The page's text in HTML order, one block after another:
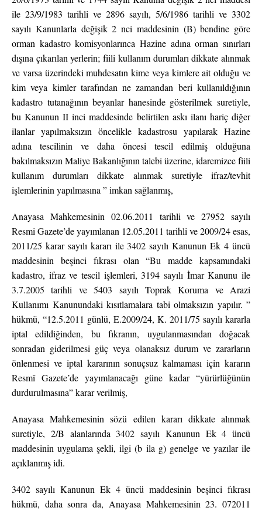
ile 23/9/1983 tarihli ve 2896 sayılı, 5/6/1986 tarihli ve 3302
sayılı Kanunlarla değişik 2 nci maddesinin (B) bendine göre
orman kadastro komisyonlarınca Hazine adına orman sınırları
dışına çıkarılan yerlerin; fiili kullanım durumları dikkate alınmak
ve varsa üzerindeki muhdesatın kime veya kimlere ait olduğu ve
kim veya kimler tarafından ne zamandan beri kullanıldığının
kadastro tutanağının beyanlar hanesinde gösterilmek suretiyle,
bu Kanunun II inci maddesinde belirtilen askı ilanı hariç diğer
ilanlar yapılmaksızın öncelikle kadastrosu yapılarak Hazine
adına tescilinin ve daha öncesi tescil edilmiş olduğuna
bakılmaksızın Maliye Bakanlığının talebi üzerine, idaremizce fiili
kullanım durumları dikkate alınmak suretiyle ifraz/tevhit
işlemlerinin yapılmasına ” imkan sağlanmış,
Anayasa Mahkemesinin 02.06.2011 tarihli ve 27952 sayılı
Resmi Gazete’de yayımlanan 12.05.2011 tarihli ve 2009/24 esas,
2011/25 karar sayılı kararı ile 3402 sayılı Kanunun Ek 4 üncü
maddesinin beşinci fıkrası olan “Bu madde kapsamındaki
kadastro, ifraz ve tescil işlemleri, 3194 sayılı İmar Kanunu ile
3.7.2005 tarihli ve 5403 sayılı Toprak Koruma ve Arazi
Kullanımı Kanunundaki kısıtlamalara tabi olmaksızın yapılır. ”
hükmü, “12.5.2011 günlü, E.2009/24, K. 2011/75 sayılı kararla
iptal edildiğinden, bu fıkranın, uygulanmasından doğacak
sonradan giderilmesi güç veya olanaksız durum ve zararların
önlenmesi ve iptal kararının sonuçsuz kalmaması için kararın
Resmî Gazete’de yayımlanacağı güne kadar “yürürlüğünün
durdurulmasına” karar verilmiş,
Anayasa Mahkemesinin sözü edilen kararı dikkate alınmak
suretiyle, 2/B alanlarında 3402 sayılı Kanunun Ek 4 üncü
maddesinin uygulama şekli, ilgi (b ila g) genelge ve yazılar ile
açıklanmış idi.
3402 sayılı Kanunun Ek 4 üncü maddesinin beşinci fıkrası
hükmü, daha sonra da, Anayasa Mahkemesinin 23. 072011